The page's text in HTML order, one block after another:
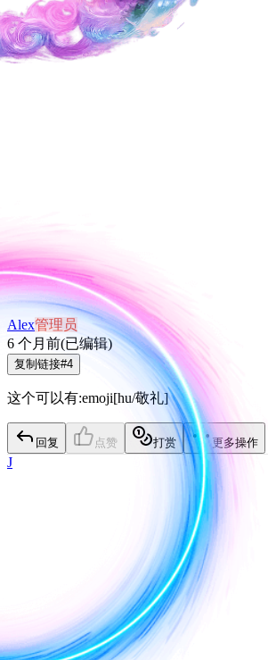
Alex管理员
6 个月前(已编辑)
复制链接#4
这个可以有:emoji[hu/敬礼]
回复 点赞 打赏 更多操作
J